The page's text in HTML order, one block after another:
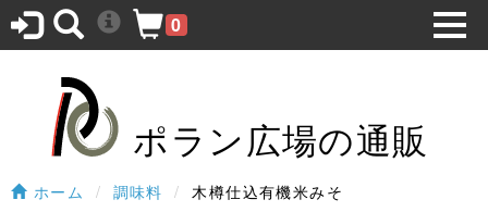
ポラン広場の通販
0
ホーム 調味料 木樽仕込有機米みそ